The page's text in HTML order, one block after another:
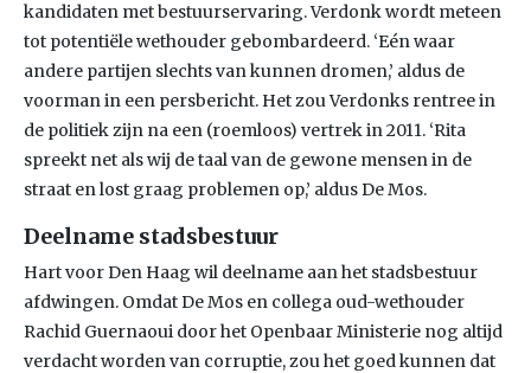
kandidaten met bestuurservaring. Verdonk wordt meteen
tot potentiële wethouder gebombardeerd. ‘Eén waar
andere partijen slechts van kunnen dromen,’ aldus de
voorman in een persbericht. Het zou Verdonks rentree in
de politiek zijn na een (roemloos) vertrek in 2011. ‘Rita
spreekt net als wij de taal van de gewone mensen in de
straat en lost graag problemen op,’ aldus De Mos.
Deelname stadsbestuur
Hart voor Den Haag wil deelname aan het stadsbestuur
afdwingen. Omdat De Mos en collega oud-wethouder
Rachid Guernaoui door het Openbaar Ministerie nog altijd
verdacht worden van corruptie, zou het goed kunnen dat